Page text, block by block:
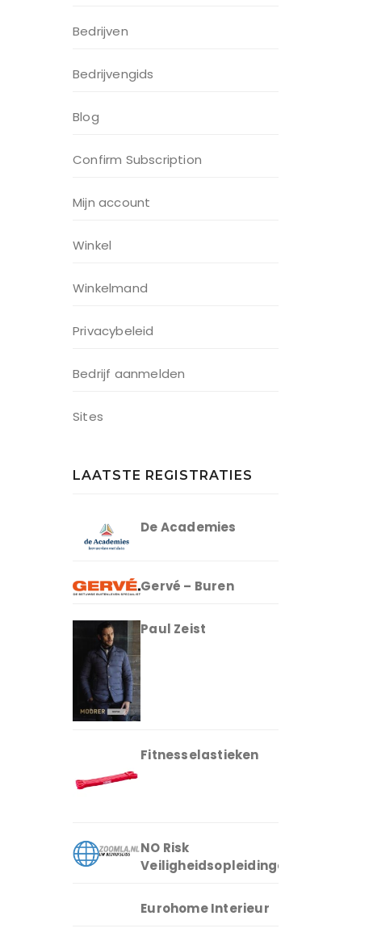
Bedrijven
Bedrijvengids
Blog
Confirm Subscription
Mijn account
Winkel
Winkelmand
Privacybeleid
Bedrijf aanmelden
Sites
LAATSTE REGISTRATIES
De Academies
Gervé – Buren
Paul Zeist
Fitnesselastieken
NO Risk
Veiligheidsopleidingen
Eurohome Interieur